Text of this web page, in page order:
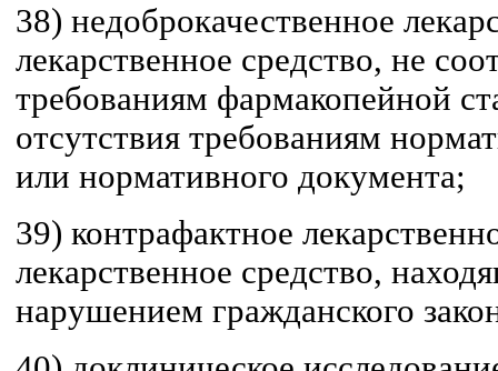
38) недоброкачественное
лекарственное средство, не
требованиям фармакопейной
отсутствия требованиям
или нормативного документа;
39) контрафактное
лекарственное средство,
нарушением гражданского